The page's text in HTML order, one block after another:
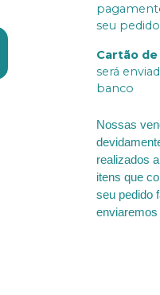
seu
Cartão
será
banco
Nossas
realizados
itens que
seu pedido
enviaremos